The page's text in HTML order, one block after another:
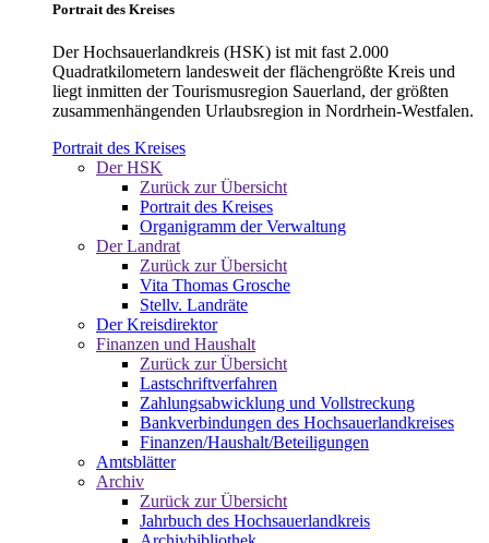
Portrait des Kreises
Der Hochsauerlandkreis (HSK) ist mit fast 2.000
Quadratkilometern landesweit der flächengrößte Kreis und
liegt inmitten der Tourismusregion Sauerland, der größten
zusammenhängenden Urlaubsregion in Nordrhein-Westfalen.
Portrait des Kreises
Der HSK
Zurück zur Übersicht
Portrait des Kreises
Organigramm der Verwaltung
Der Landrat
Zurück zur Übersicht
Vita Thomas Grosche
Stellv. Landräte
Der Kreisdirektor
Finanzen und Haushalt
Zurück zur Übersicht
Lastschriftverfahren
Zahlungsabwicklung und Vollstreckung
Bankverbindungen des Hochsauerlandkreises
Finanzen/Haushalt/Beteiligungen
Amtsblätter
Archiv
Zurück zur Übersicht
Jahrbuch des Hochsauerlandkreis